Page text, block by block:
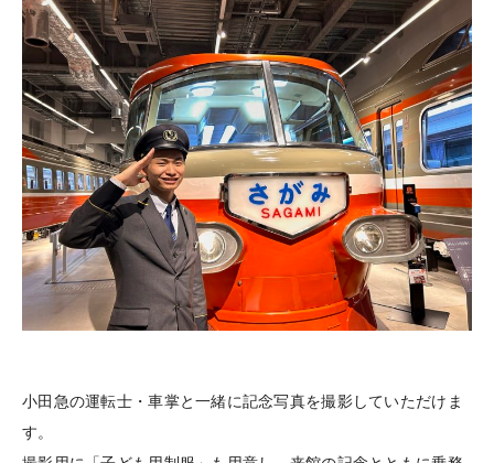
小田急の運転士・車掌と一緒に記念写真を撮影していただけま
す。